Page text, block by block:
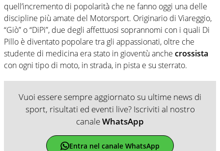
quell’incremento di popolarità che ne fanno oggi una delle
discipline più amate del Motorsport. Originario di Viareggio,
“Giò” o “DiPi”, due degli affettuosi soprannomi con i quali Di
Pillo è diventato popolare tra gli appassionati, oltre che
studente di medicina era stato in gioventù anche crossista
con ogni tipo di moto, in strada, in pista e su sterrato.
Vuoi essere sempre aggiornato su ultime news di
sport, risultati ed eventi live? Iscriviti al nostro
canaleWhatsApp
Entra nel canale WhatsApp